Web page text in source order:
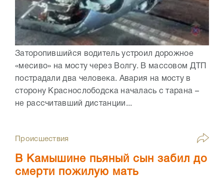
Заторопившийся водитель устроил дорожное
«месиво» на мосту через Волгу. В массовом ДТП
пострадали два человека. Авария на мосту в
сторону Краснослободска началась с тарана –
не рассчитавший дистанции...
Происшествия
В Камышине пьяный сын забил до
смерти пожилую мать